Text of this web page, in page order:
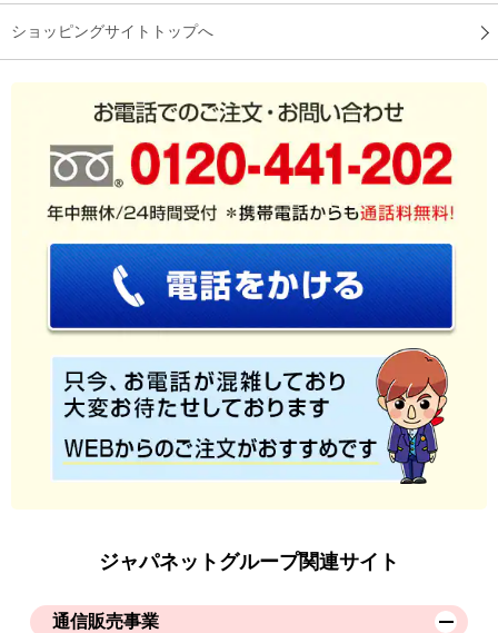
ショッピングサイトトップへ
ジャパネットグループ関連サイト
通信販売事業